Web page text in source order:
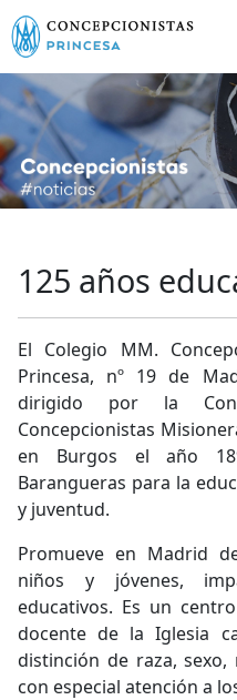
125 años
El Colegio MM.
Princesa, nº 19 de
dirigido por la
Concepcionistas
en Burgos el año
Barangueras para la
y juventud.
Promueve en Madrid
niños y jóvenes,
educativos. Es un
docente de la Iglesia
distinción de raza,
con especial atención a